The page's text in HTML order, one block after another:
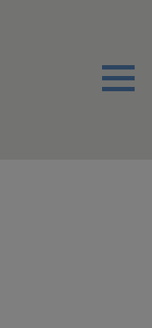
Menu